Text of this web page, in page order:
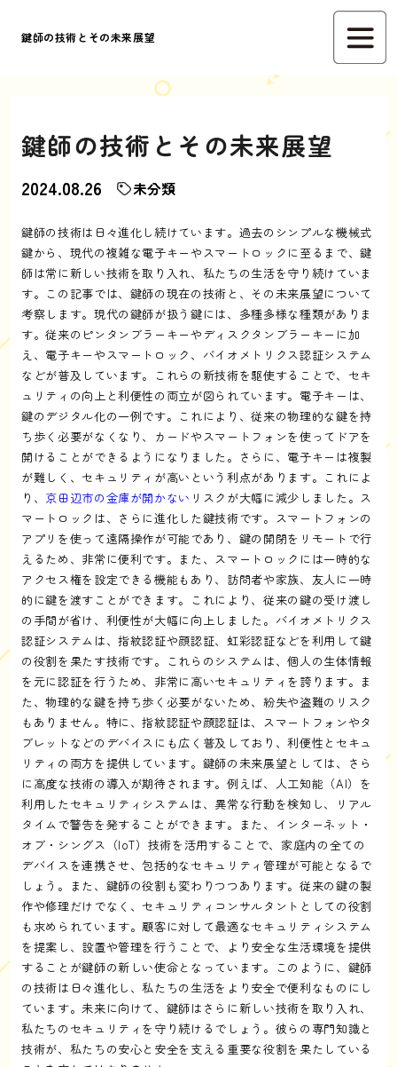
鍵師の技術とその未来展望
鍵師の技術とその未来展望
2024.08.26 未分類
鍵師の技術は日々進化し続けています。過去のシンプルな機械式
鍵から、現代の複雑な電子キーやスマートロックに至るまで、鍵
師は常に新しい技術を取り入れ、私たちの生活を守り続けていま
す。この記事では、鍵師の現在の技術と、その未来展望について
考察します。現代の鍵師が扱う鍵には、多種多様な種類がありま
す。従来のピンタンブラーキーやディスクタンブラーキーに加
え、電子キーやスマートロック、バイオメトリクス認証システム
などが普及しています。これらの新技術を駆使することで、セキ
ュリティの向上と利便性の両立が図られています。電子キーは、
鍵のデジタル化の一例です。これにより、従来の物理的な鍵を持
ち歩く必要がなくなり、カードやスマートフォンを使ってドアを
開けることができるようになりました。さらに、電子キーは複製
が難しく、セキュリティが高いという利点があります。これによ
り、 京田辺市の金庫が開かない リスクが大幅に減少しました。ス
マートロックは、さらに進化した鍵技術です。スマートフォンの
アプリを使って遠隔操作が可能であり、鍵の開閉をリモートで行
えるため、非常に便利です。また、スマートロックには一時的な
アクセス権を設定できる機能もあり、訪問者や家族、友人に一時
的に鍵を渡すことができます。これにより、従来の鍵の受け渡し
の手間が省け、利便性が大幅に向上しました。バイオメトリクス
認証システムは、指紋認証や顔認証、虹彩認証などを利用して鍵
の役割を果たす技術です。これらのシステムは、個人の生体情報
を元に認証を行うため、非常に高いセキュリティを誇ります。ま
た、物理的な鍵を持ち歩く必要がないため、紛失や盗難のリスク
もありません。特に、指紋認証や顔認証は、スマートフォンやタ
ブレットなどのデバイスにも広く普及しており、利便性とセキュ
リティの両方を提供しています。鍵師の未来展望としては、さら
に高度な技術の導入が期待されます。例えば、人工知能（AI）を
利用したセキュリティシステムは、異常な行動を検知し、リアル
タイムで警告を発することができます。また、インターネット・
オブ・シングス（IoT）技術を活用することで、家庭内の全ての
デバイスを連携させ、包括的なセキュリティ管理が可能となるで
しょう。また、鍵師の役割も変わりつつあります。従来の鍵の製
作や修理だけでなく、セキュリティコンサルタントとしての役割
も求められています。顧客に対して最適なセキュリティシステム
を提案し、設置や管理を行うことで、より安全な生活環境を提供
することが鍵師の新しい使命となっています。このように、鍵師
の技術は日々進化し、私たちの生活をより安全で便利なものにし
ています。未来に向けて、鍵師はさらに新しい技術を取り入れ、
私たちのセキュリティを守り続けるでしょう。彼らの専門知識と
技術が、私たちの安心と安全を支える重要な役割を果たしている